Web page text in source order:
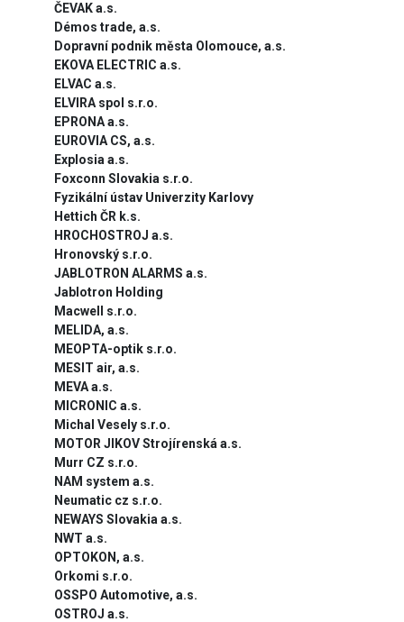
ČEVAK a.s.
Démos trade, a.s.
Dopravní podnik města Olomouce, a.s.
EKOVA ELECTRIC a.s.
ELVAC a.s.
ELVIRA spol s.r.o.
EPRONA a.s.
EUROVIA CS, a.s.
Explosia a.s.
Foxconn Slovakia s.r.o.
Fyzikální ústav Univerzity Karlovy
Hettich ČR k.s.
HROCHOSTROJ a.s.
Hronovský s.r.o.
JABLOTRON ALARMS a.s.
Jablotron Holding
Macwell s.r.o.
MELIDA, a.s.
MEOPTA-optik s.r.o.
MESIT air, a.s.
MEVA a.s.
MICRONIC a.s.
Michal Vesely s.r.o.
MOTOR JIKOV Strojírenská a.s.
Murr CZ s.r.o.
NAM system a.s.
Neumatic cz s.r.o.
NEWAYS Slovakia a.s.
NWT a.s.
OPTOKON, a.s.
Orkomi s.r.o.
OSSPO Automotive, a.s.
OSTROJ a.s.